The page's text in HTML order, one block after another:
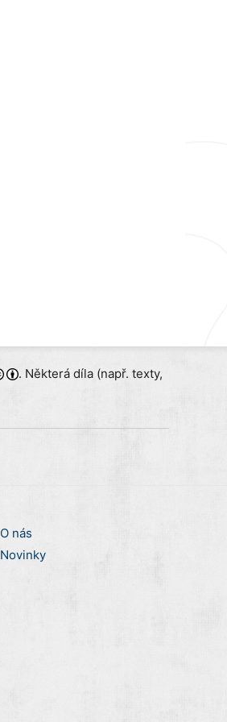
. Některá díla (např. texty,
O nás
Novinky